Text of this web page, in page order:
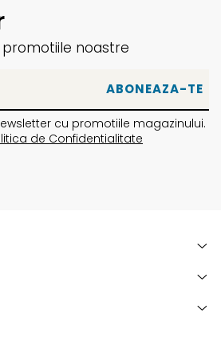
noastre
cu promotiile magazinului.
de Confidentialitate